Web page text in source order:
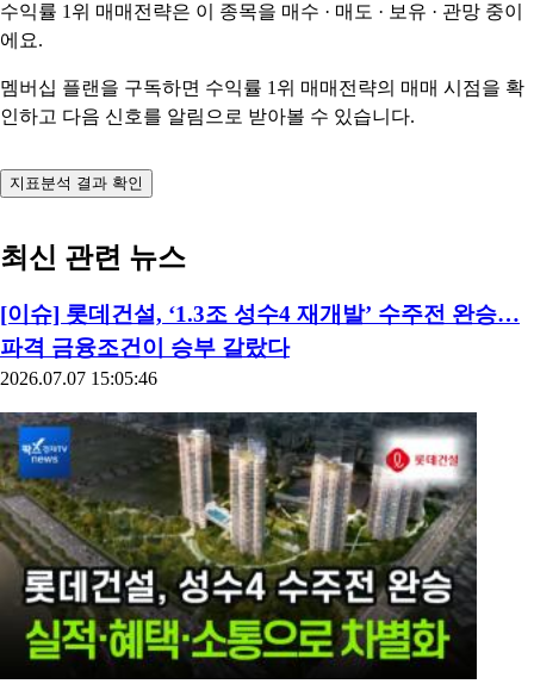
수익률 1위 매매전략은 이 종목을 매수 · 매도 · 보유 · 관망 중이
에요.
멤버십 플랜을 구독하면 수익률 1위 매매전략의 매매 시점을 확
인하고 다음 신호를 알림으로 받아볼 수 있습니다.
지표분석 결과 확인
최신 관련 뉴스
[이슈] 롯데건설, ‘1.3조 성수4 재개발’ 수주전 완승…
파격 금융조건이 승부 갈랐다
2026.07.07 15:05:46